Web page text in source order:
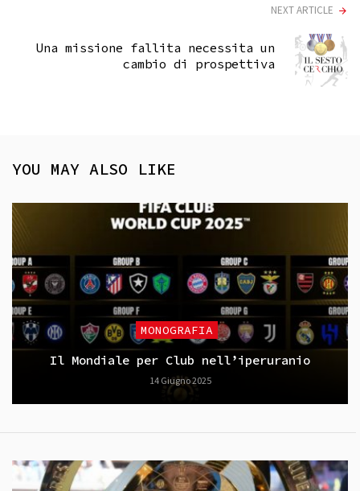
NEXT ARTICLE
Una missione fallita necessita un
cambio di prospettiva
YOU MAY ALSO LIKE
MONOGRAFIA
Il Mondiale per Club nell’iperuranio
14 Giugno 2025